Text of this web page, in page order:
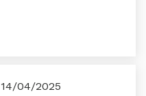
14/04/2025